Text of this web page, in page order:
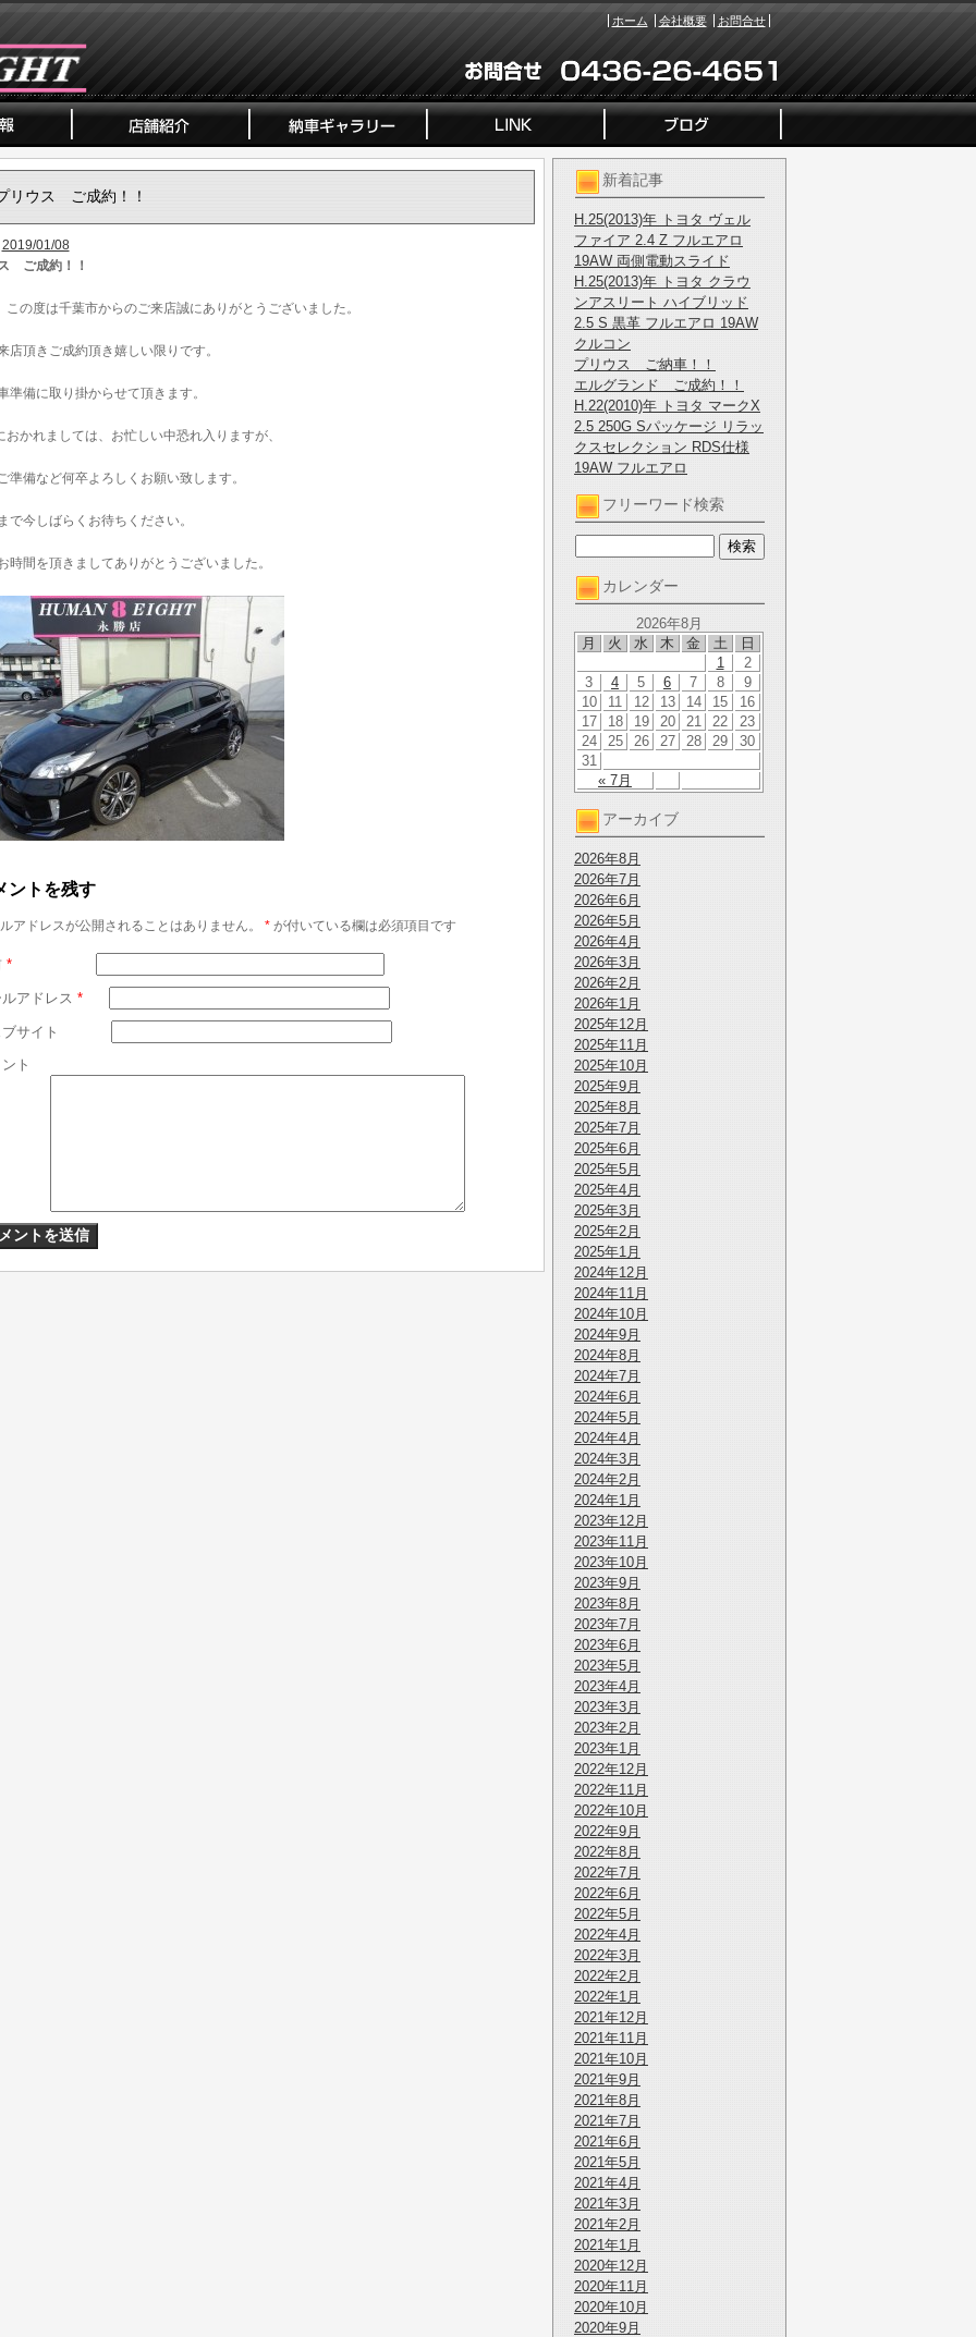
ホーム 会社概要 お問合せ
新着記事
H.25(2013)年 トヨタ ヴェル
ファイア 2.4 Z フルエアロ
19AW 両側電動スライド
H.25(2013)年 トヨタ クラウ
ンアスリート ハイブリッド
2.5 S 黒革 フルエアロ 19AW
クルコン
プリウス ご納車！！
エルグランド ご成約！！
H.22(2010)年 トヨタ マークX
2.5 250G Sパッケージ リラッ
クスセレクション RDS仕様
19AW フルエアロ
フリーワード検索
カレンダー
2026年8月
月
火 水 木 金 土 日
« 7月
1
2
3
4 5 6 7 8
9
10
11 12 13 14 15
16
17
18 19 20 21 22
23
24
25 26 27 28 29
30
31
アーカイブ
2026年8月
2026年7月
2026年6月
2026年5月
2026年4月
2026年3月
2026年2月
2026年1月
2025年12月
2025年11月
2025年10月
2025年9月
2025年8月
2025年7月
2025年6月
2025年5月
2025年4月
2025年3月
2025年2月
2025年1月
2024年12月
2024年11月
2024年10月
2024年9月
2024年8月
2024年7月
2024年6月
2024年5月
2024年4月
2024年3月
2024年2月
2024年1月
2023年12月
2023年11月
2023年10月
2023年9月
2023年8月
2023年7月
2023年6月
2023年5月
2023年4月
2023年3月
2023年2月
2023年1月
2022年12月
2022年11月
2022年10月
2022年9月
2022年8月
2022年7月
2022年6月
2022年5月
2022年4月
2022年3月
2022年2月
2022年1月
2021年12月
2021年11月
2021年10月
2021年9月
2021年8月
2021年7月
2021年6月
2021年5月
2021年4月
2021年3月
2021年2月
2021年1月
2020年12月
2020年11月
2020年10月
2020年9月
リウス ご成約！！
2019/01/08
ご成約！！
この度は千葉市からのご来店誠にありがとうございました。
店頂きご成約頂き嬉しい限りです。
準備に取り掛からせて頂きます。
おかれましては、お忙しい中恐れ入りますが、
準備など何卒よろしくお願い致します。
で今しばらくお待ちください。
時間を頂きましてありがとうございました。
ントを残す
アドレスが公開されることはありません。 *が付いている欄は必須項目です
*
ルアドレス *
サイト
ト